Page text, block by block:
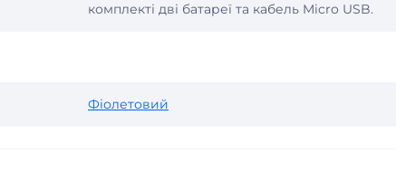
комплекті дві батареї та кабель Micro USB.
Фіолетовий